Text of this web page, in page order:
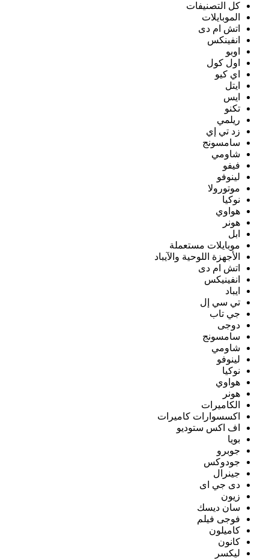
كل التصنيفات
الموبايلات
اتش ام دى
انفينكس
اوبو
اول كول
اي كيو
ايتل
ايس
تكنو
ريلمي
زد تي إي
سامسونج
شاومي
فيفو
لينوفو
موتورولا
نوكيا
هواوي
هونر
ابل
موبايلات مستعملة
الأجهزة اللوحية والآيباد
اتش ام دى
انفينيكس
ايباد
تي سي إل
جي تاب
دوجى
سامسونج
شاومي
لينوفو
نوكيا
هواوي
هونر
الكاميرات
اكسسوارات كاميرات
اف اكس ستوديو
بويا
جوبرو
جودوكس
جينرال
دى جي اى
زيون
سان ديسك
فوجى فيلم
كاميلون
كانون
ليكسر